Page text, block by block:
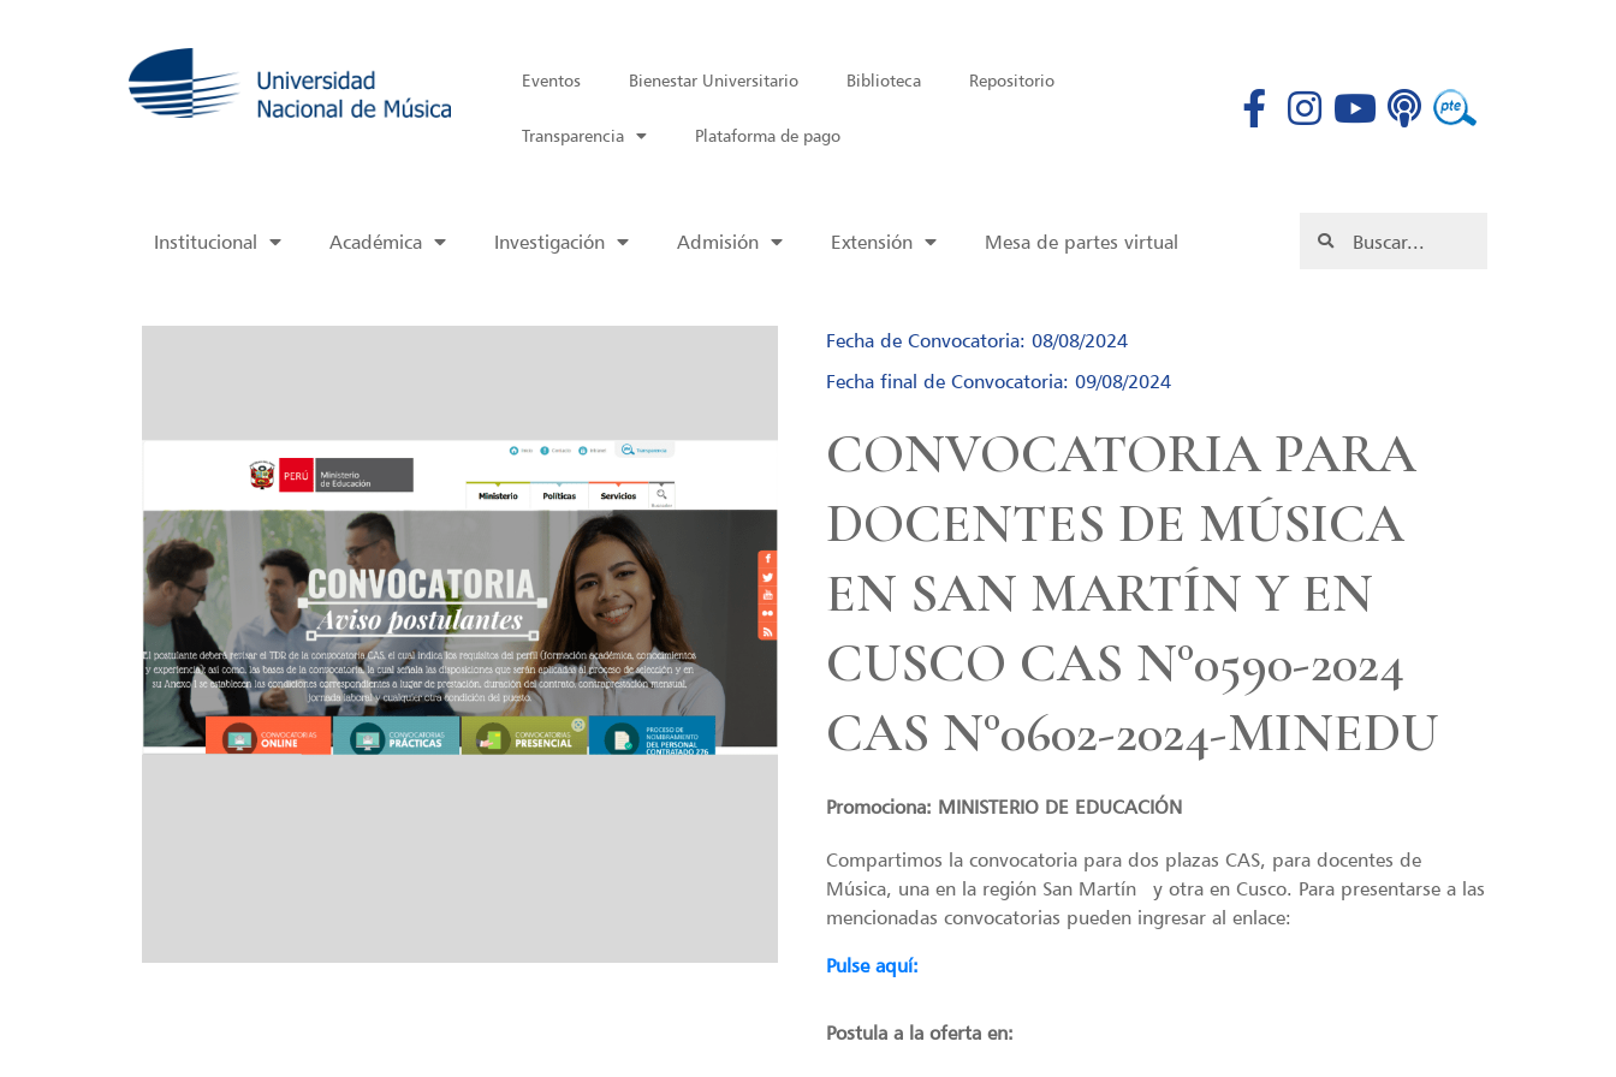
Eventos Bienestar Universitario Biblioteca Repositorio
Transparencia Plataforma de pago
Institucional Académica Investigación Admisión Extensión Mesa de partes virtual
Fecha de Convocatoria: 08/08/2024
Fecha final de Convocatoria: 09/08/2024
CONVOCATORIA PARA
DOCENTES DE MÚSICA
EN SAN MARTÍN Y EN
CUSCO CAS N°0590-2024
CAS N°0602-2024-MINEDU
Promociona: MINISTERIO DE EDUCACIÓN
Compartimos la convocatoria para dos plazas CAS, para docentes de
Música, una en la región San Martín y otra en Cusco. Para presentarse a las
mencionadas convocatorias pueden ingresar al enlace:
Pulse aquí:
Postula a la oferta en: